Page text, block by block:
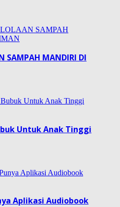
SAMPAH MANDIRI DI
Untuk Anak Tinggi
Aplikasi Audiobook